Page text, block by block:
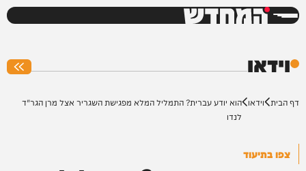
המחדש
וידאו
דף הבית וידאו הוא יודע עברית? התמליל המלא מפגישת השגריר אצל מרן הגר"ד
לנדו
צפו בתיעוד